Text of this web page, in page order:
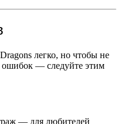
легко, но чтобы не
ошибок — следуйте этим
— для любителей